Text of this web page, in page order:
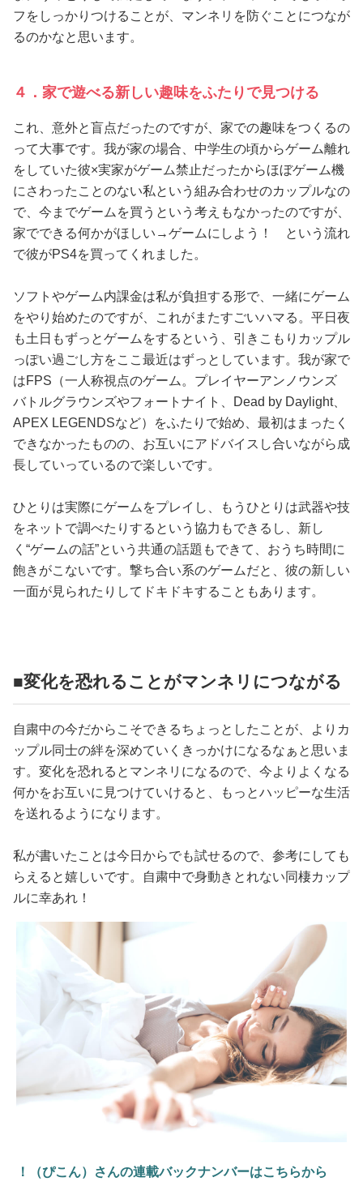
フをしっかりつけることが、マンネリを防ぐことにつなが
るのかなと思います。
４．家で遊べる新しい趣味をふたりで見つける
これ、意外と盲点だったのですが、家での趣味をつくるの
って大事です。我が家の場合、中学生の頃からゲーム離れ
をしていた彼×実家がゲーム禁止だったからほぼゲーム機
にさわったことのない私という組み合わせのカップルなの
で、今までゲームを買うという考えもなかったのですが、
家でできる何かがほしい→ゲームにしよう！ という流れ
で彼がPS4を買ってくれました。
ソフトやゲーム内課金は私が負担する形で、一緒にゲーム
をやり始めたのですが、これがまたすごいハマる。平日夜
も土日もずっとゲームをするという、引きこもりカップル
っぽい過ごし方をここ最近はずっとしています。我が家で
はFPS（一人称視点のゲーム。プレイヤーアンノウンズ
バトルグラウンズやフォートナイト、Dead by Daylight、
APEX LEGENDSなど）をふたりで始め、最初はまったく
できなかったものの、お互いにアドバイスし合いながら成
長していっているので楽しいです。
ひとりは実際にゲームをプレイし、もうひとりは武器や技
をネットで調べたりするという協力もできるし、新し
く“ゲームの話”という共通の話題もできて、おうち時間に
飽きがこないです。撃ち合い系のゲームだと、彼の新しい
一面が見られたりしてドキドキすることもあります。
■変化を恐れることがマンネリにつながる
自粛中の今だからこそできるちょっとしたことが、よりカ
ップル同士の絆を深めていくきっかけになるなぁと思いま
す。変化を恐れるとマンネリになるので、今よりよくなる
何かをお互いに見つけていけると、もっとハッピーな生活
を送れるようになります。
私が書いたことは今日からでも試せるので、参考にしても
らえると嬉しいです。自粛中で身動きとれない同棲カップ
ルに幸あれ！
！（ぴこん）さんの連載バックナンバーはこちらから